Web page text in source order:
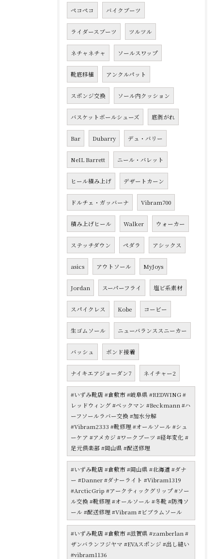
ペコペコ バイクブーツ
ライダースブーツ ツルツル
ネチャネチャ ソールスワップ
靴底移植 アンクルパット
スポンジ交換 ソール内クッション
バスケットボールシューズ 底剥がれ
Bar Dubarry デュ・バリー
NeIL Barrett ニール・バレット
ヒール積み上げ デザートカーン
ドルチェ・ガッバーナ Vibram700
積み上げヒール Walker ウォーカー
ステッチダウン ペダラ アシックス
asics アウトソール MyJoys
Jordan スーパーフライ 塩ビ系素材
スパイクレス Kobe コービー
生ゴムソール ニューバランススニーカー
バッシュ ボンド接着
ナイキエアジョーダン7 ネイチャー2
#いずみ靴店 #倉敷市 #岐阜県 #REDWING #
レッドウィング #ベックマン #Beckmann #ハ
ーフソールラバー交換 #加水分解
#Vibram2333 #靴修理 #オールソール #シュ
ーケア #アメカジ #ワークブーツ #経年変化 #
足元倶楽部 #岡山県 #配送修理
#いずみ靴店 #倉敷市 #岡山県 #北海道 #ダナ
ー #Danner #ダナーライト #Vibram1319
#ArcticGrip #アークティックグリップ #ソー
ル交換 #靴修理 #オールソール #冬靴 #防滑ソ
ール #配送修理 #Vibram #ビブラムソール
#いずみ靴店 #倉敷市 #滋賀県 #zamberlan #
ザンバランフジヤマ #EVAスポンジ #出し縫い
#vibram1136